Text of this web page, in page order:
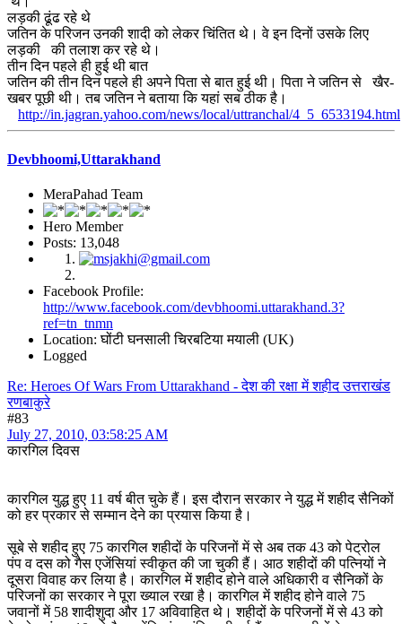
लड़की ढूंढ रहे थे
जतिन के परिजन उनकी शादी को लेकर चिंतित थे। वे इन दिनों उसके लिए
लड़की की तलाश कर रहे थे।
तीन दिन पहले ही हुई थी बात
जतिन की तीन दिन पहले ही अपने पिता से बात हुई थी। पिता ने जतिन से खैर-
खबर पूछी थी। तब जतिन ने बताया कि यहां सब ठीक है।
http://in.jagran.yahoo.com/news/local/uttranchal/4_5_6533194.html
Devbhoomi,Uttarakhand
MeraPahad Team
Hero Member
Posts: 13,048
Facebook Profile:
http://www.facebook.com/devbhoomi.uttarakhand.3?
ref=tn_tnmn
Location: घोंटी घनसाली चिरबटिया मयाली (UK)
Logged
Re: Heroes Of Wars From Uttarakhand - देश की रक्षा में शहीद उत्तराखंड
रणबाकुरे
#83
July 27, 2010, 03:58:25 AM
कारगिल दिवस
कारगिल युद्ध हुए 11 वर्ष बीत चुके हैं। इस दौरान सरकार ने युद्ध में शहीद सैनिकों
को हर प्रकार से सम्मान देने का प्रयास किया है।
सूबे से शहीद हुए 75 कारगिल शहीदों के परिजनों में से अब तक 43 को पेट्रोल
पंप व दस को गैस एजेंसियां स्वीकृत की जा चुकी हैं। आठ शहीदों की पत्नियों ने
दूसरा विवाह कर लिया है। कारगिल में शहीद होने वाले अधिकारी व सैनिकों के
परिजनों का सरकार ने पूरा ख्याल रखा है। कारगिल में शहीद होने वाले 75
जवानों में 58 शादीशुदा और 17 अविवाहित थे। शहीदों के परिजनों में से 43 को